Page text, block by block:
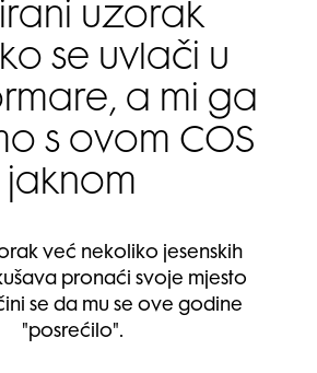
uzorak
se uvlači u
a mi ga
s ovom COS
jaknom
već nekoliko jesenskih
pronaći svoje mjesto
se da mu se ove godine
"posrećilo".